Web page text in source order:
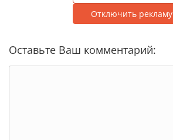
Отключить рекламу
Оставьте Ваш комментарий: